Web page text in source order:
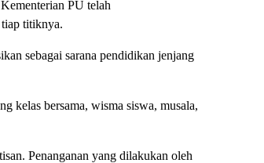
PU telah
titiknya.
sebagai sarana pendidikan jenjang
kelas bersama, wisma siswa, musala,
Penanganan yang dilakukan oleh